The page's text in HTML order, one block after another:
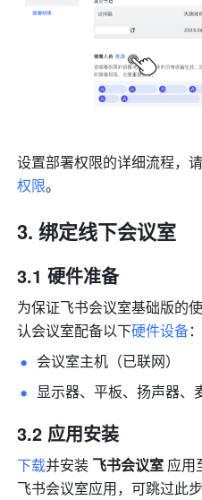
设置部署权限的详细流程，请
权限。
绑定线下会议室
3.1 硬件准备
为保证飞书会议室基础版的
认会议室配备以下硬件设备：
会议室主机（已联网）
显示器、平板、扬声器、
3.2 应用安装
下载并安装 飞书会议室 应用
飞书会议室应用，可跳过此